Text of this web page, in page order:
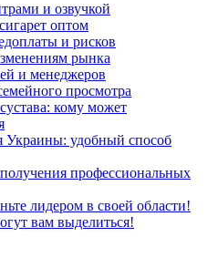
и озвучкой
оптом
и рисков
рынка
и менеджеров
просмотра
кому может
Украины: удобный способ
профессиональных
лидером в своей области!
вам выделиться!